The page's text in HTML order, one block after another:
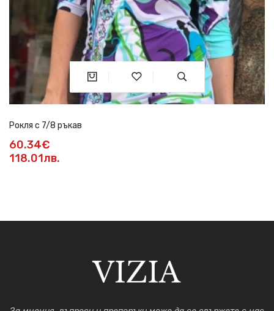
Рокля с 7/8 ръкав
60.34€
118.01лв.